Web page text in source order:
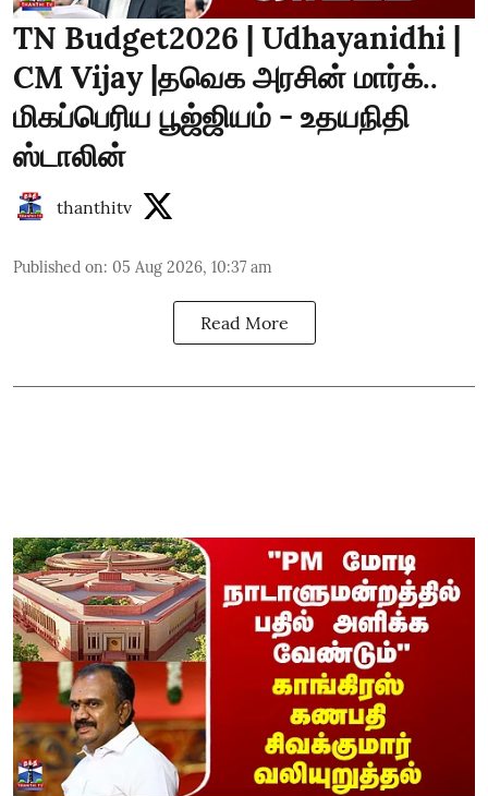
TN Budget2026 | Udhayanidhi |
CM Vijay |தவெக அரசின் மார்க்..
மிகப்பெரிய பூஜ்ஜியம் - உதயநிதி
ஸ்டாலின்
thanthitv
Published on: 05 Aug 2026, 10:37 am
Read More